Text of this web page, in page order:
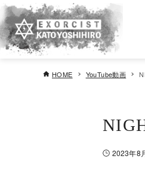
HOME YouTube動画
2023年8